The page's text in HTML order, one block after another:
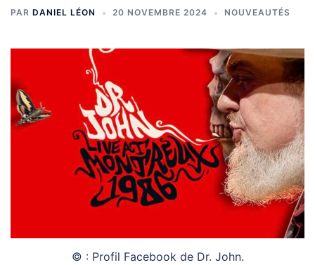
PAR DANIEL LÉON 20 NOVEMBRE 2024 NOUVEAUTÉS
© : Profil Facebook de Dr. John.